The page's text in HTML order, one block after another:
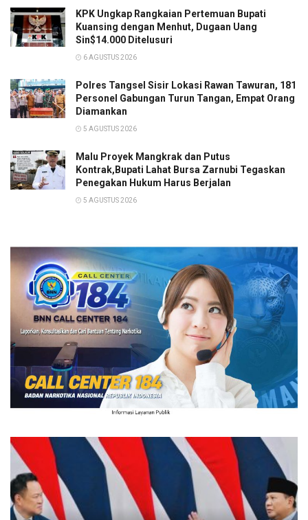
KPK Ungkap Rangkaian Pertemuan Bupati
Kuansing dengan Menhut, Dugaan Uang
Sin$14.000 Ditelusuri
6 AGUSTUS 2026
Polres Tangsel Sisir Lokasi Rawan Tawuran, 181
Personel Gabungan Turun Tangan, Empat Orang
Diamankan
5 AGUSTUS 2026
Malu Proyek Mangkrak dan Putus
Kontrak,Bupati Lahat Bursa Zarnubi Tegaskan
Penegakan Hukum Harus Berjalan
5 AGUSTUS 2026